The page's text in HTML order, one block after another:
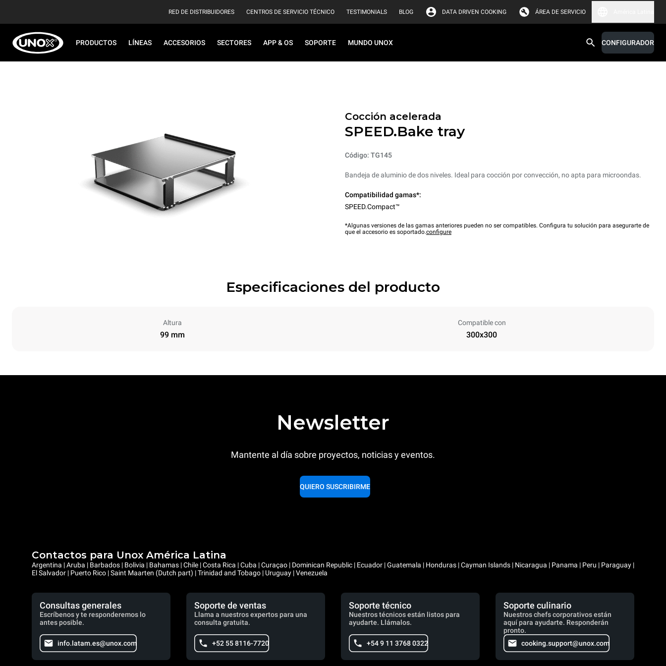
RED DE DISTRIBUIDORES CENTROS DE SERVICIO TÉCNICO TESTIMONIALS BLOG DATA DRIVEN COOKING ÁREA DE SERVICIO
PRODUCTOS LÍNEAS ACCESORIOS SECTORES APP & OS SOPORTE MUNDO UNOX CONFIGURADOR
Cocción acelerada
SPEED.Bake tray
Código: TG145
Bandeja de aluminio de dos niveles. Ideal para cocción por convección, no apta para microondas.
Compatibilidad gamas*:
SPEED.Compact™
*Algunas versiones de las gamas anteriores pueden no ser compatibles. Configura tu solución para asegurarte de
que el accesorio es soportado.configure
Especificaciones del producto
Altura
99 mm
Compatible con
300x300
Newsletter
Mantente al día sobre proyectos, noticias y eventos.
QUIERO SUSCRIBIRME
Contactos para Unox América Latina
Argentina | Aruba | Barbados | Bolivia | Bahamas | Chile | Costa Rica | Cuba | Curaçao | Dominican Republic | Ecuador | Guatemala | Honduras | Cayman Islands | Nicaragua | Panama | Peru | Paraguay |
El Salvador | Puerto Rico | Saint Maarten (Dutch part) | Trinidad and Tobago | Uruguay | Venezuela
Consultas generales
Escríbenos y te responderemos lo
antes posible.
info.latam.es@unox.com
Soporte de ventas
Llama a nuestros expertos para una
consulta gratuita.
+52 55 8116-7720
Soporte técnico
Nuestros técnicos están listos para
ayudarte. Llámalos.
+54 9 11 3768 0322
Soporte culinario
Nuestros chefs corporativos están
aquí para ayudarte. Responderán
pronto.
cooking.support@unox.com